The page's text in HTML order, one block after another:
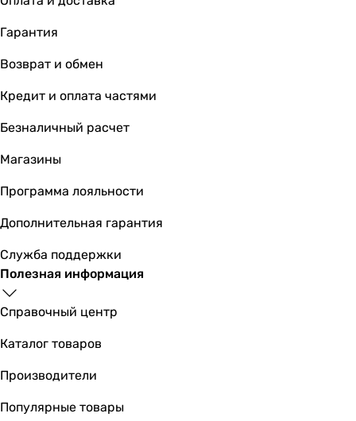
95 м³/час
95 м³/час
95 м³/час
98 м³/час
98 м³/час
104 м³/час
99 м³/час
Рекомендуемая площадь помещения
5 м²
5 м²
5 м²
5 м²
5 м²
5 м²
5 м²
Гарантия
Возврат и обмен
Кредит и оплата частями
Безналичный расчет
Магазины
Программа лояльности
Дополнительная гарантия
Служба поддержки
Полезная информация
Справочный центр
Каталог товаров
Производители
Популярные товары